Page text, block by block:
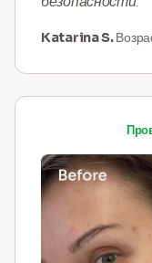
Katarina S.